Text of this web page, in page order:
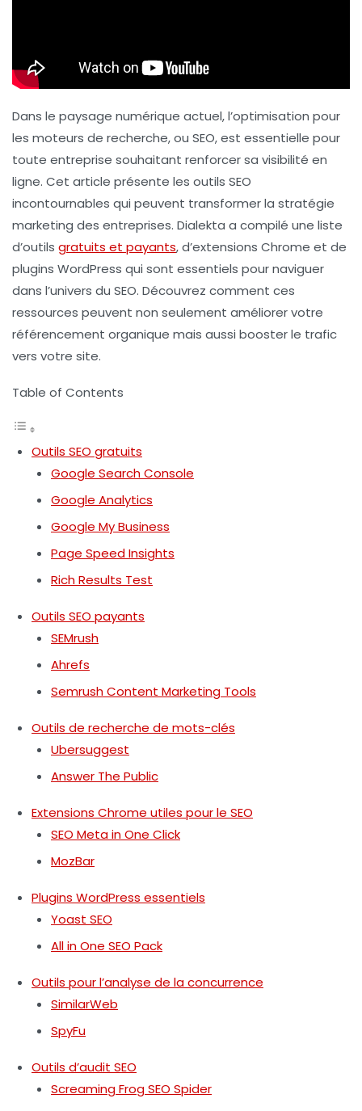
Dans le paysage numérique actuel, l’optimisation pour
les moteurs de recherche, ou SEO, est essentielle pour
toute entreprise souhaitant renforcer sa visibilité en
ligne. Cet article présente les outils SEO
incontournables qui peuvent transformer la stratégie
marketing des entreprises. Dialekta a compilé une liste
d’outils gratuits et payants, d’extensions Chrome et de
plugins WordPress qui sont essentiels pour naviguer
dans l’univers du SEO. Découvrez comment ces
ressources peuvent non seulement améliorer votre
référencement organique mais aussi booster le trafic
vers votre site.
Table of Contents
Outils SEO gratuits
Google Search Console
Google Analytics
Google My Business
Page Speed Insights
Rich Results Test
Outils SEO payants
SEMrush
Ahrefs
Semrush Content Marketing Tools
Outils de recherche de mots-clés
Ubersuggest
Answer The Public
Extensions Chrome utiles pour le SEO
SEO Meta in One Click
MozBar
Plugins WordPress essentiels
Yoast SEO
All in One SEO Pack
Outils pour l’analyse de la concurrence
SimilarWeb
SpyFu
Outils d’audit SEO
Screaming Frog SEO Spider